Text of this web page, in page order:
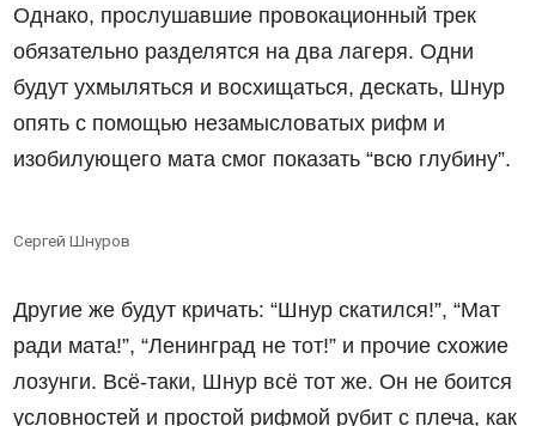
Однако, прослушавшие провокационный трек
обязательно разделятся на два лагеря. Одни
будут ухмыляться и восхищаться, дескать, Шнур
опять с помощью незамысловатых рифм и
изобилующего мата смог показать “всю глубину”.
Сергей Шнуров
Другие же будут кричать: “Шнур скатился!”, “Мат
ради мата!”, “Ленинград не тот!” и прочие схожие
лозунги. Всё-таки, Шнур всё тот же. Он не боится
условностей и простой рифмой рубит с плеча, как